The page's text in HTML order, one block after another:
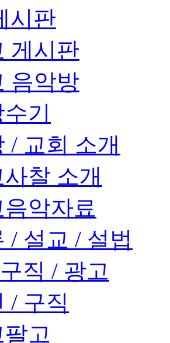
시판
게시판
음악방
기
/ 교회 소개
찰 소개
악자료
/ 설교 / 설법
직 / 광고
/ 구직
고